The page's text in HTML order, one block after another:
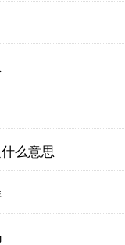
么意思